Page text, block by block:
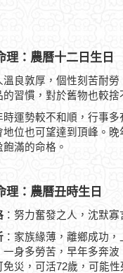
理：農曆十二日生日
溫良敦厚，個性刻苦耐
的習慣，對於舊物也較捨
時運勢較不和順，行事
地位也可望達到頂峰。
飽滿的命格。
理：農曆丑時生日
：努力奮發之人，沈默
：家族緣薄，離鄉成功
一身多勞苦，早年多奔
免災，可活72歲，可能